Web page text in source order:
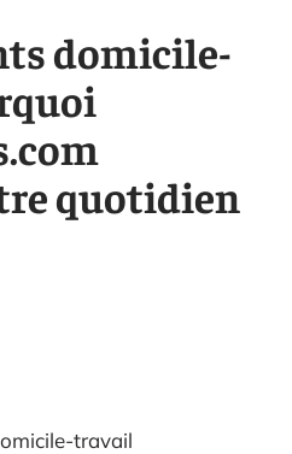
domicile-
quotidien
travail